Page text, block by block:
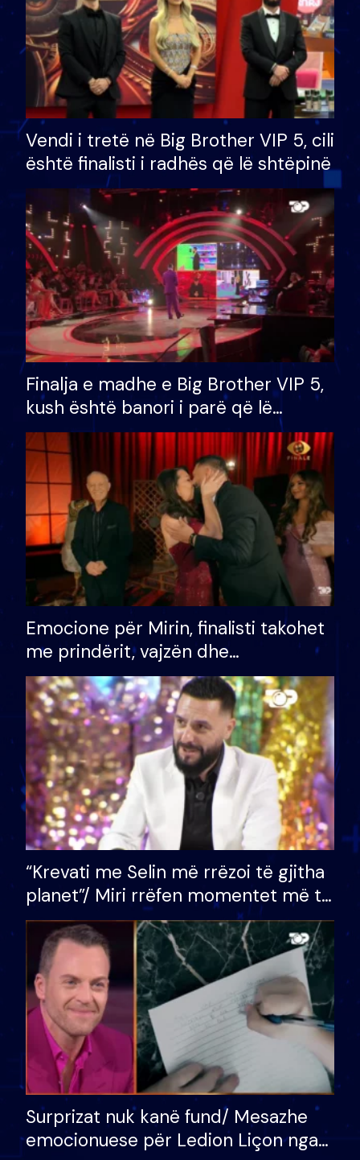
Vendi i tretë në Big Brother VIP 5, cili
është finalisti i radhës që lë shtëpinë
Finalja e madhe e Big Brother VIP 5,
kush është banori i parë që lë
shtëpinë dhe humb mundësinë për
të fituar çmimin e madh
Emocione për Mirin, finalisti takohet
me prindërit, vajzën dhe
bashkëshorten: S’kemi ndonjë letër
divorci apo jo?
“Krevati me Selin më rrëzoi të gjitha
planet”/ Miri rrëfen momentet më të
bukura në shtëpinë e BB VIP: Do më
mungojë zilja e mëngjesit kur…
Surprizat nuk kanë fund/ Mesazhe
emocionuese për Ledion Liçon nga